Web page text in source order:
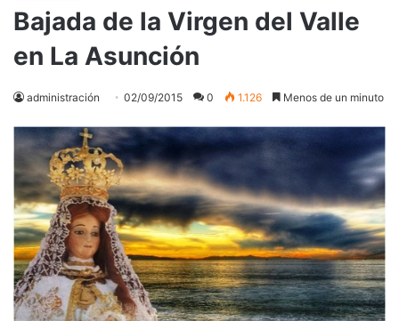
Bajada de la Virgen del Valle
en La Asunción
administración 02/09/2015 0 1.126 Menos de un minuto